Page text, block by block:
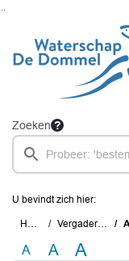
Zoeken
U bevindt zich hier:
Home Vergaderingen
A A A